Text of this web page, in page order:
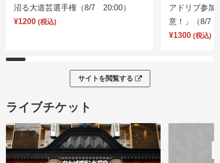
沼る大道芸選手権（8/7 20:00）
¥1200 (税込)
アドリブ参加
意！」（8/7
¥1300 (税込)
サイトを閲覧する
ライブチケット